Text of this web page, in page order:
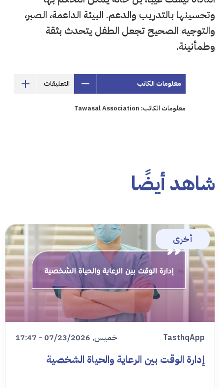
وتحسينها بالتدريب والدعم. البيئة الداعمة، الصبر،
والتوجيه الصحيح تجعل الطفل يتحدث بثقة
وطمأنينة.
معلومات الكاتب
معلومات الكاتب: Tawasal Association
التعليقات
شاهد أيضًا
أخرى
TasthqApp خميس, 07/23/2026 - 17:47
إدارة الوقت بين الرعاية والحياة الشخصية